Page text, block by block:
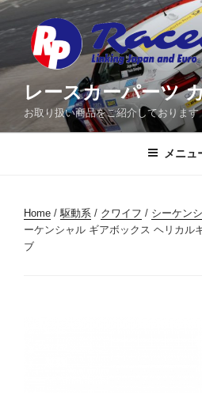
コ
ン
ン
レースカーパーツ
お取り扱い商品をご紹介しております
メニュ
Home /駆動系 / クワイフ / シーケン
ーケンシャル ギアボックス ヘリカル
ブ